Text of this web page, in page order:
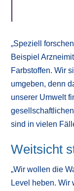
„Speziell
Beispiel
Farbstoffen. Wir
umgeben, denn
unserer Umwelt
sind in vielen
Weitsicht
„Wir wollen die
Level heben. Wir